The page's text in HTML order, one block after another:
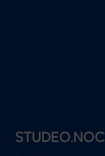
STUDEO.NOC